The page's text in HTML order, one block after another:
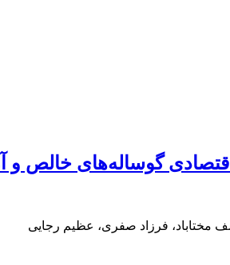
گوساله‌های خالص و
مختاباد، فرزاد صفری، عظیم رجایی